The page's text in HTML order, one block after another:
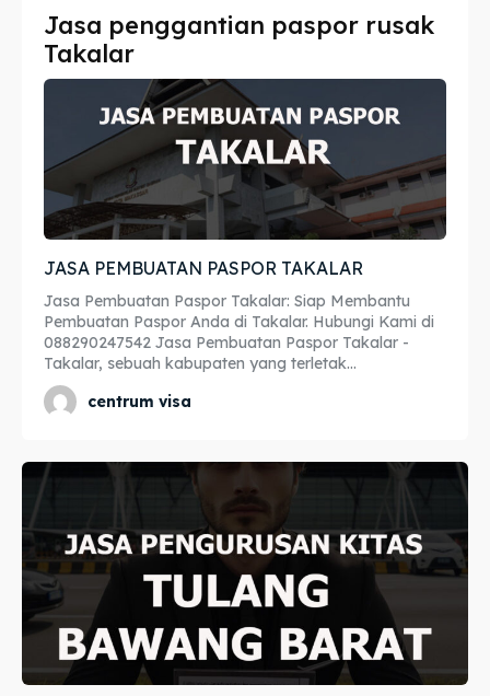
Imta
Legalisir
Apostille
Penerjemah
Asuransi
Imta
Legalisir
Apostille
Penerjemah
Asuransi
Jasa penggantian paspor rusak
Takalar
JASA PEMBUATAN PASPOR TAKALAR
Jasa Pembuatan Paspor Takalar: Siap Membantu
Pembuatan Paspor Anda di Takalar. Hubungi Kami di
088290247542 Jasa Pembuatan Paspor Takalar -
Takalar, sebuah kabupaten yang terletak...
centrum visa